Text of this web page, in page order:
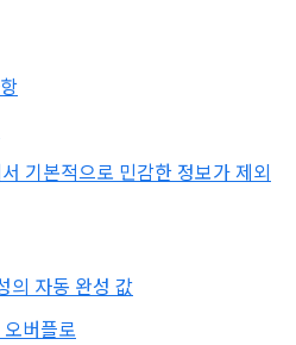
기본적으로 민감한 정보가 제외
자동 완성 값
버플로